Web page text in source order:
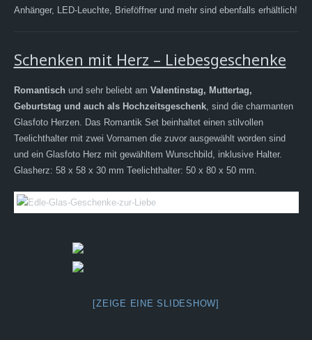
Anhänger, LED-Leuchte, Brieföffner und mehr sind ebenfalls erhältlich!
Schenken mit Herz – Liebesgeschenke
Romantisch und sehr beliebt am Valentinstag, Muttertag,
Geburtstag und auch als Hochzeitsgeschenk, sind die charmanten
Glasfoto Herzen. Das Romantik Set beinhaltet einen stilvollen
Teelichthalter mit zwei Vornamen die zuvor ausgewählt worden sind
und ein Glasfoto Herz mit gewähltem Wunschbild, inklusive Halter.
Glasherz: 58 x 58 x 30 mm Teelichthalter: 50 x 80 x 50 mm.
[ZEIGE EINE SLIDESHOW]